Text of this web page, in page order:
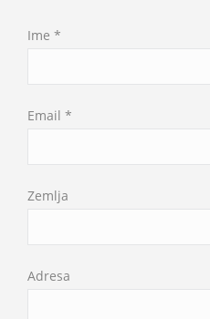
Ime *
Email *
Zemlja
Adresa